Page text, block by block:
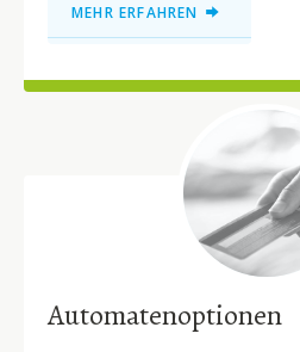
MEHR ERFAHREN
Automatenoptionen